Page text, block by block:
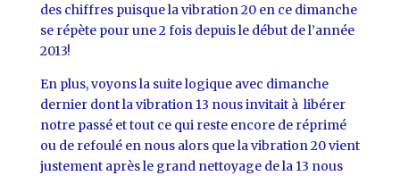
des chiffres puisque la vibration 20 en ce dimanche
se répète pour une 2 fois depuis le début de l’année
2013!
En plus, voyons la suite logique avec dimanche
dernier dont la vibration 13 nous invitait à libérer
notre passé et tout ce qui reste encore de réprimé
ou de refoulé en nous alors que la vibration 20 vient
justement après le grand nettoyage de la 13 nous